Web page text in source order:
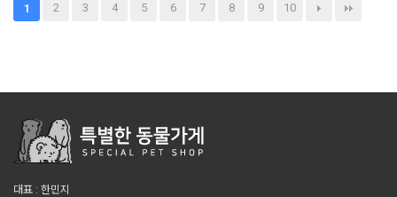
1 2 3 4 5 6 7 8 9 10
대표 : 한민지